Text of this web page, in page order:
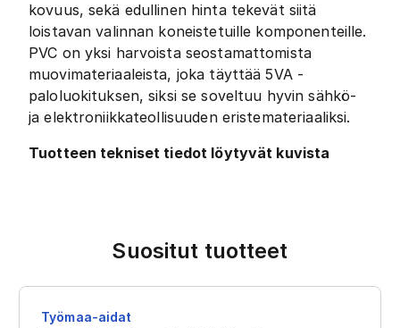
kovuus, sekä edullinen hinta tekevät siitä
loistavan valinnan koneistetuille komponenteille.
PVC on yksi harvoista seostamattomista
muovimateriaaleista, joka täyttää 5VA -
paloluokituksen, siksi se soveltuu hyvin sähkö-
ja elektroniikkateollisuuden eristemateriaaliksi.
Tuotteen tekniset tiedot löytyvät kuvista
Suositut tuotteet
Työmaa-aidat